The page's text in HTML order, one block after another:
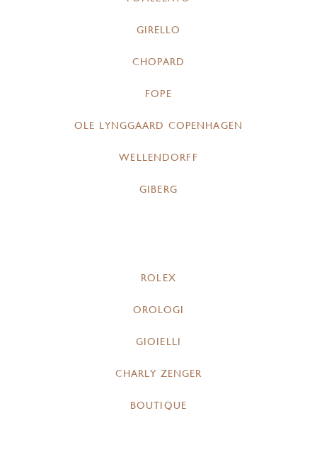
GIRELLO
CHOPARD
FOPE
OLE LYNGGAARD COPENHAGEN
WELLENDORFF
GIBERG
ROLEX
OROLOGI
GIOIELLI
CHARLY ZENGER
BOUTIQUE